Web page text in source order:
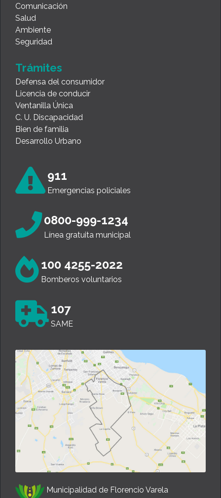
Comunicación
Salud
Ambiente
Seguridad
Trámites
Defensa del consumidor
Licencia de conducir
Ventanilla Única
C. U. Discapacidad
Bien de familia
Desarrollo Urbano
911
Emergencias policiales
0800-999-1234
Línea gratuita municipal
100 4255-2022
Bomberos voluntarios
107
SAME
Municipalidad de Florencio Varela